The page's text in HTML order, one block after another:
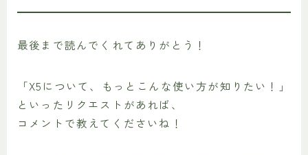
最後まで読んでくれてありがとう！
「X5について、もっとこんな使い方が知りたい！」
といったリクエストがあれば、
コメントで教えてくださいね！